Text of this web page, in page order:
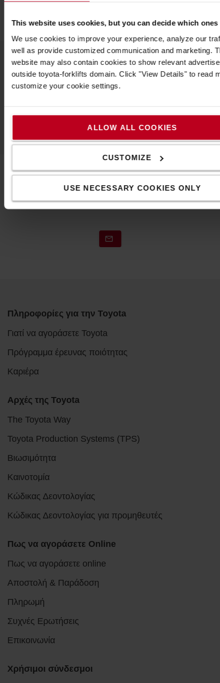
This website uses cookies, but you can decide which ones
We use cookies to improve your experience, analyze our
well as provide customized communication and marketing.
website may also contain cookies to show relevant
outside toyota-forklifts domain. Click "View Details" to read
customize your cookie settings.
ALLOW ALL COOKIES
CUSTOMIZE
USE NECESSARY COOKIES ONLY
Δημοφιλή αξεσουάρ
ΔΕΊΤΕ ΌΛΑ ΤΑ ΑΞΕΣΟΥΆΡ
Επικοινωνήστε μαζί μας
Πληροφορίες για την Toyota
Γιατί να αγοράσετε Toyota
Πρόγραμμα έρευνας ποιότητας
Καριέρα
Αρχές της Toyota
The Toyota Way
Toyota Production Systems (TPS)
Βιωσιμότητα
Καινοτομία
Κώδικας Δεοντολογίας
Κώδικας Δεοντολογίας για προμηθευτές
Πως να αγοράσετε Online
Πως να αγοράσετε online
Αποστολή & Παράδοση
Πληρωμή
Συχνές Ερωτήσεις
Επικοινωνία
Χρήσιμοι σύνδεσμοι